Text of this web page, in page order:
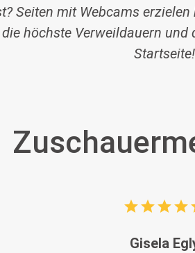
Seiten mit Webcams
höchste Verweildauern und
Startseite!
starstarstarstar
Gisela